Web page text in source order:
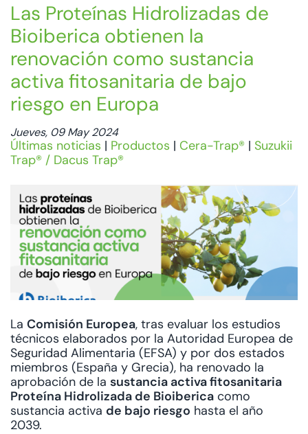
Las Proteínas Hidrolizadas de
Bioiberica obtienen la
renovación como sustancia
activa fitosanitaria de bajo
riesgo en Europa
Jueves, 09 May 2024
Últimas noticias | Productos | Cera-Trap® | Suzukii
Trap® / Dacus Trap®
La Comisión Europea, tras evaluar los estudios
técnicos elaborados por la Autoridad Europea de
Seguridad Alimentaria (EFSA) y por dos estados
miembros (España y Grecia), ha renovado la
aprobación de la sustancia activa fitosanitaria
Proteína Hidrolizada de Bioiberica como
sustancia activa de bajo riesgo hasta el año
2039.